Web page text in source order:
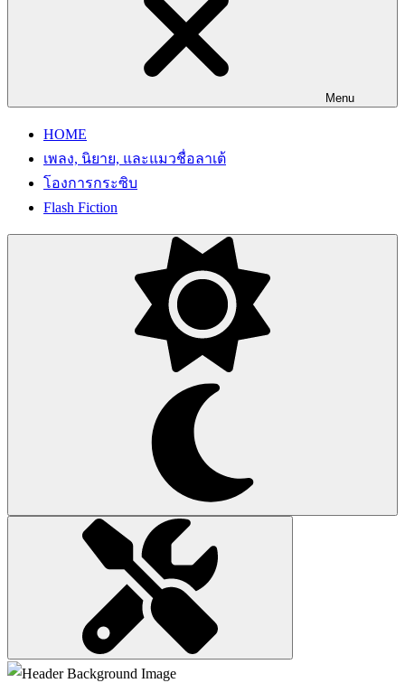
Menu
HOME
เพลง, นิยาย, และแมวชื่อลาเต้
โองการกระซิบ
Flash Fiction